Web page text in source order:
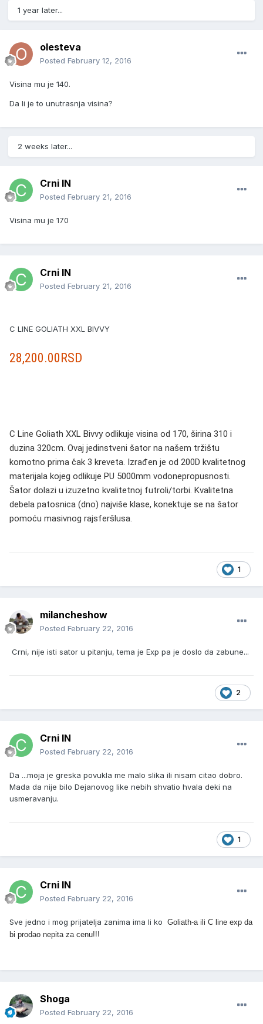
1 year later...
olesteva
Posted February 12, 2016
Visina mu je 140.
Da li je to unutrasnja visina?
2 weeks later...
Crni IN
Posted February 21, 2016
Visina mu je 170
Crni IN
Posted February 21, 2016
C LINE GOLIATH XXL BIVVY
28,200.00RSD
C Line Goliath XXL Bivvy odlikuje visina od 170, širina 310 i
duzina 320cm. Ovaj jedinstveni šator na našem tržištu
komotno prima čak 3 kreveta. Izrađen je od 200D kvalitetnog
materijala kojeg odlikuje PU 5000mm vodonepropusnosti.
Šator dolazi u izuzetno kvalitetnoj futroli/torbi. Kvalitetna
debela patosnica (dno) najviše klase, konektuje se na šator
pomoću masivnog rajsferšlusa.
1
milancheshow
Posted February 22, 2016
Crni, nije isti sator u pitanju, tema je Exp pa je doslo da zabune...
2
Crni IN
Posted February 22, 2016
Da ...moja je greska povukla me malo slika ili nisam citao dobro.
Mada da nije bilo Dejanovog like nebih shvatio hvala deki na
usmeravanju.
1
Crni IN
Posted February 22, 2016
Sve jedno i mog prijatelja zanima ima li ko Goliath-a ili C line exp da
bi prodao nepita za cenu!!!
Shoga
Posted February 22, 2016